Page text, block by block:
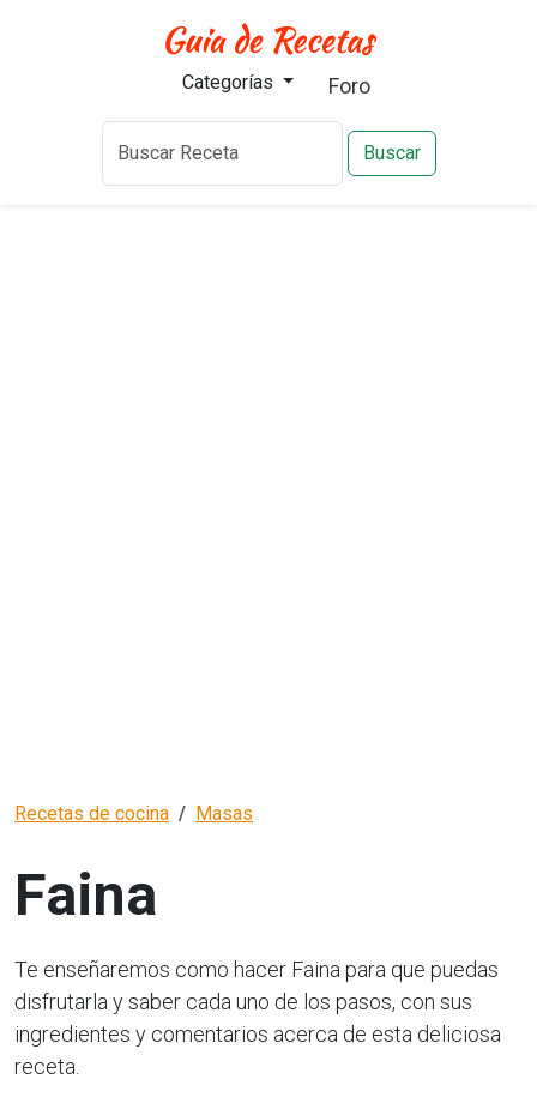
Categorías Foro
Buscar
Recetas de cocina Masas
Faina
Te enseñaremos como hacer Faina para que puedas
disfrutarla y saber cada uno de los pasos, con sus
ingredientes y comentarios acerca de esta deliciosa
receta.